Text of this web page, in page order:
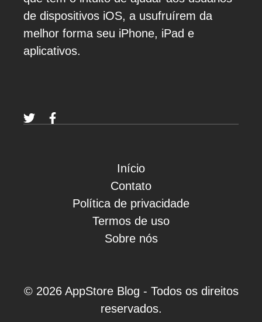
de dispositivos iOS, a usufruírem da
melhor forma seu iPhone, iPad e
aplicativos.
Início
Contato
Política de privacidade
Termos de uso
Sobre nós
© 2026 AppStore Blog - Todos os direitos
reservados.